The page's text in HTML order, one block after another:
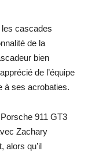
les cascades
de la
bien
de l’équipe
à ses acrobaties.
911 GT3
Zachary
alors qu’il